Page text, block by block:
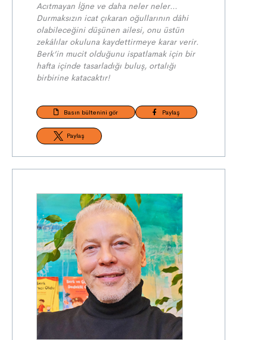
Acıtmayan İğne ve daha neler neler…
Durmaksızın icat çıkaran oğullarının dâhi
olabileceğini düşünen ailesi, onu üstün
zekâlılar okuluna kaydettirmeye karar verir.
Berk’in mucit olduğunu ispatlamak için bir
hafta içinde tasarladığı buluş, ortalığı
birbirine katacaktır!
Basın bültenini gör Paylaş
Paylaş